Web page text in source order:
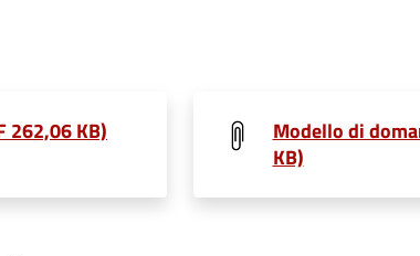
262,06 KB)
Modello di
KB)